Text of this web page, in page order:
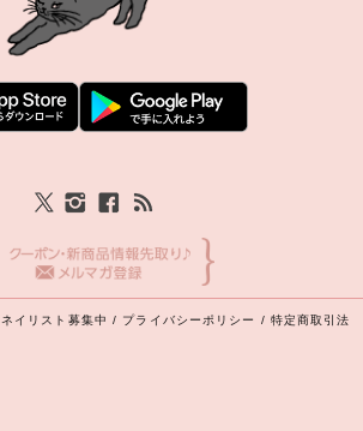
ネイリスト募集中 / プライバシーポリシー / 特定商取引法